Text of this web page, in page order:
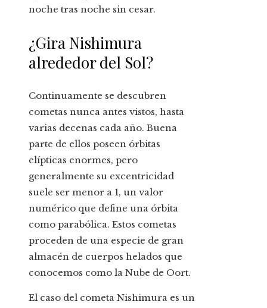
noche tras noche sin cesar.
¿Gira Nishimura
alrededor del Sol?
Continuamente se descubren
cometas nunca antes vistos, hasta
varias decenas cada año. Buena
parte de ellos poseen órbitas
elípticas enormes, pero
generalmente su excentricidad
suele ser menor a 1, un valor
numérico que define una órbita
como parabólica. Estos cometas
proceden de una especie de gran
almacén de cuerpos helados que
conocemos como la Nube de Oort.
El caso del cometa Nishimura es un